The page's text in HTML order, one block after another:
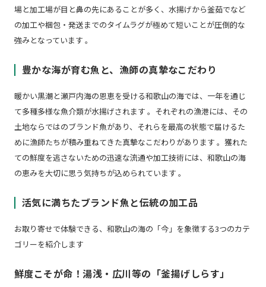
場と加工場が目と鼻の先にあることが多く、水揚げから釜茹でなど
の加工や梱包・発送までのタイムラグが極めて短いことが圧倒的な
強みとなっています 。
豊かな海が育む魚と、漁師の真摯なこだわり
暖かい黒潮と瀬戸内海の恩恵を受ける和歌山の海では、一年を通じ
て多種多様な魚介類が水揚げされます 。それぞれの漁港には、その
土地ならではのブランド魚があり、それらを最高の状態で届けるた
めに漁師たちが積み重ねてきた真摯なこだわりがあります 。獲れた
ての鮮度を逃さないための迅速な流通や加工技術には、和歌山の海
の恵みを大切に思う気持ちが込められています 。
活気に満ちたブランド魚と伝統の加工品
お取り寄せで体験できる、和歌山の海の「今」を象徴する3つのカテ
ゴリーを紹介します
鮮度こそが命！湯浅・広川等の「釜揚げしらす」